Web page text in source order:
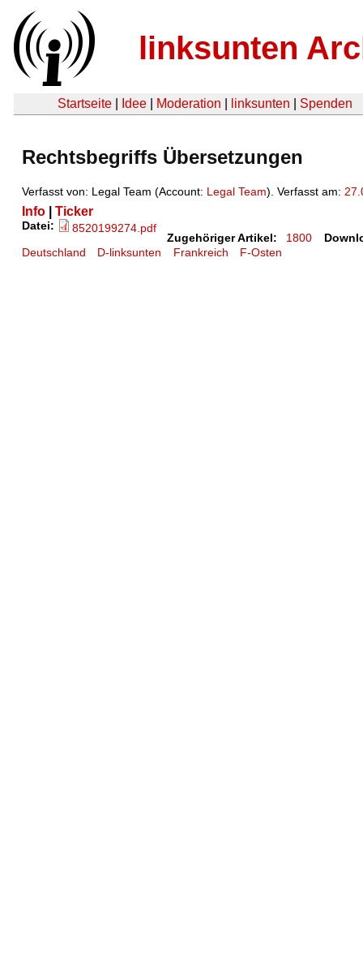
linksunten
Startseite Idee Moderation linksunten Spenden
Rechtsbegriffs Übersetzungen
Verfasst von: Legal Team (Account: Legal Team). Verfasst am:
Info Ticker
Datei: 8520199274.pdf
Zugehöriger Artikel: 1800
Deutschland
D-linksunten Frankreich F-Osten